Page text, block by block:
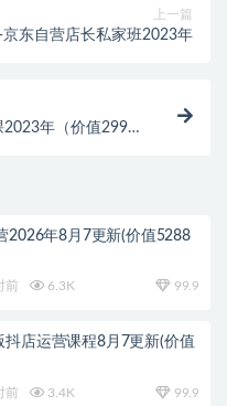
上一篇
东自营店长私家班2023年
2023年（价值299
2026年8月7更新(价值5288
前 6.3K 99.9
抖店运营课程8月7更新(价值
前 3.4K 99.9